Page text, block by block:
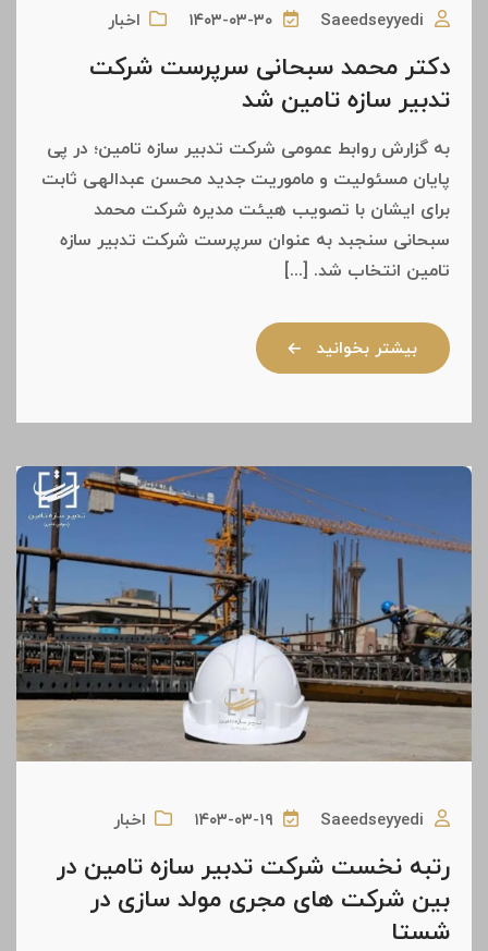
Saeedseyyedi ۱۴۰۳-۰۳-۳۰ اخبار
دکتر محمد سبحانی سرپرست شرکت
تدبیر سازه تامین شد
به گزارش روابط عمومی شرکت تدبیر سازه تامین؛ در پی
پایان مسئولیت و ماموریت جدید محسن عبدالهی ثابت
برای ایشان با تصویب هیئت مدیره شرکت محمد
سبحانی سنجبد به عنوان سرپرست شرکت تدبیر سازه
تامین انتخاب شد. [...]
بیشتر بخوانید
Saeedseyyedi ۱۴۰۳-۰۳-۱۹ اخبار
رتبه نخست شرکت تدبیر سازه تامین در
بین شرکت های مجری مولد سازی در
شستا